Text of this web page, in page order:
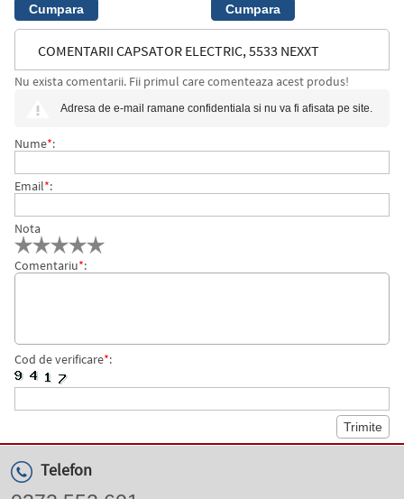
COMENTARII CAPSATOR ELECTRIC, 5533 NEXXT
SERIES, 20 COLI, LEITZ
Nu exista comentarii. Fii primul care comenteaza acest produs!
Adresa de e-mail ramane confidentiala si nu va fi afisata pe site.
Nume*:
Email*:
Nota
Comentariu*:
Cod de verificare*:
Telefon